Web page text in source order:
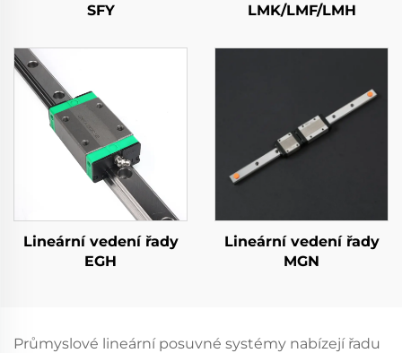
SFY
LMK/LMF/LMH
Lineární vedení řady
EGH
Lineární vedení řady
MGN
Průmyslové lineární posuvné systémy nabízejí řadu